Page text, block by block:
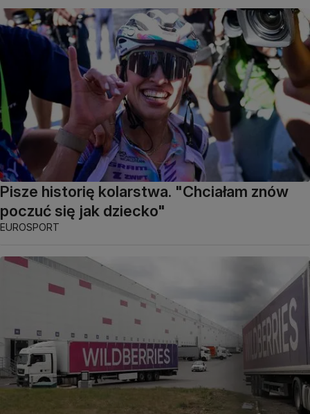
Pisze historię kolarstwa. "Chciałam znów
poczuć się jak dziecko"
EUROSPORT